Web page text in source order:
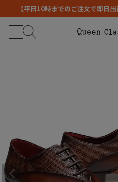
【平日10時までのご注文で即日